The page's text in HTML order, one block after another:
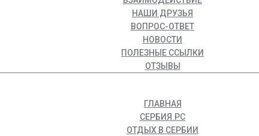
НАШИ ДРУЗЬЯ
ВОПРОС-ОТВЕТ
НОВОСТИ
ПОЛЕЗНЫЕ ССЫЛКИ
ОТЗЫВЫ
ГЛАВНАЯ
СЕРБИЯ.РС
ОТДЫХ В СЕРБИИ